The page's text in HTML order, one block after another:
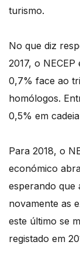
turismo.
No que diz
2017, o
0,7% face ao
homólogos.
0,5% em
Para 2018, o
económico
esperando que
novamente as
este último se
registado em